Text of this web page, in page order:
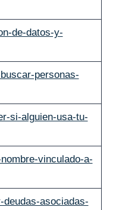
de-datos-y-
personas-
si-alguien-usa-tu-
vinculado-a-
asociadas-